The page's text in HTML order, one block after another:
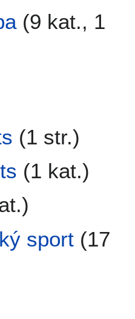
(9 kat., 1
(1 str.)
(1 kat.)
sport (17